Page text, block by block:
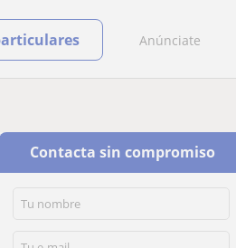
Anúnciate
Contacta sin compromiso